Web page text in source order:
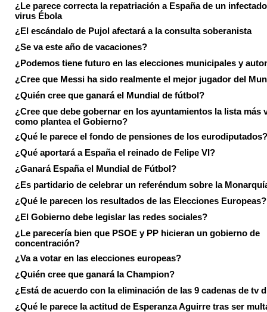
¿Le parece correcta la repatriación a España de un
virus Ébola
¿El escándalo de Pujol afectará a la consulta soberanista
¿Se va este año de vacaciones?
¿Podemos tiene futuro en las elecciones municipales y
¿Cree que Messi ha sido realmente el mejor jugador del
¿Quién cree que ganará el Mundial de fútbol?
¿Cree que debe gobernar en los ayuntamientos la lista más
como plantea el Gobierno?
¿Qué le parece el fondo de pensiones de los eurodiputados?
¿Qué aportará a España el reinado de Felipe VI?
¿Ganará España el Mundial de Fútbol?
¿Es partidario de celebrar un referéndum sobre la
¿Qué le parecen los resultados de las Elecciones Europeas?
¿El Gobierno debe legislar las redes sociales?
¿Le parecería bien que PSOE y PP hicieran un gobierno de
concentración?
¿Va a votar en las elecciones europeas?
¿Quién cree que ganará la Champion?
¿Está de acuerdo con la eliminación de las 9 cadenas de tv
¿Qué le parece la actitud de Esperanza Aguirre tras ser